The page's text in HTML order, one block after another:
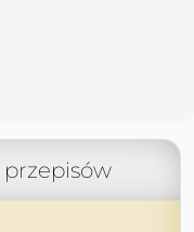
przepisów